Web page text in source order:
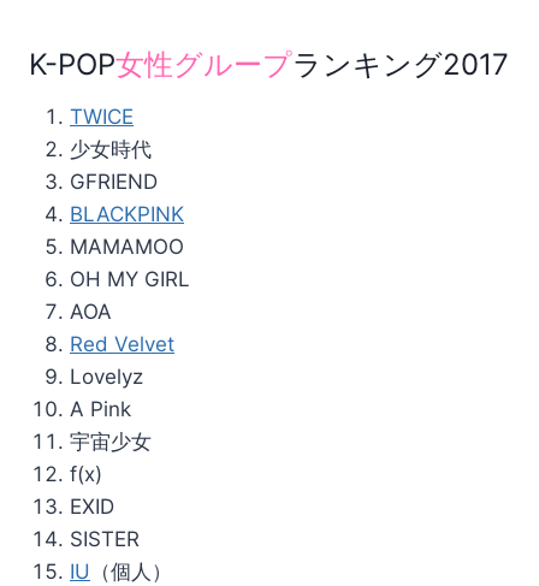
K-POP女性グループランキング2017
TWICE
少女時代
GFRIEND
BLACKPINK
MAMAMOO
OH MY GIRL
AOA
Red Velvet
Lovelyz
A Pink
宇宙少女
f(x)
EXID
SISTER
IU （個人）